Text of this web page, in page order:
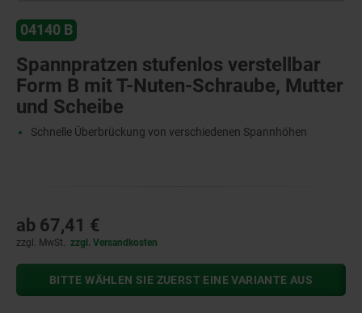
04140 B
Spannpratzen stufenlos verstellbar
Form B mit T-Nuten-Schraube, Mutter
und Scheibe
Schnelle Überbrückung von verschiedenen Spannhöhen
ab 67,41 €
zzgl. MwSt. zzgl. Versandkosten
BITTE WÄHLEN SIE ZUERST EINE VARIANTE AUS